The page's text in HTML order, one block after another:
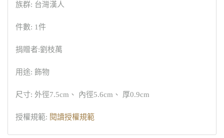
族群: 台灣漢人
件數: 1件
捐贈者:劉枝萬
用途: 飾物
尺寸: 外徑7.5cm、 內徑5.6cm、 厚0.9cm
授權規範: 閱讀授權規範